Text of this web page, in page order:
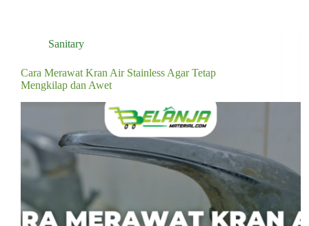
Sanitary
Cara Merawat Kran Air Stainless Agar Tetap
Mengkilap dan Awet